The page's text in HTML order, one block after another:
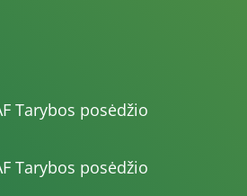
Tarybos posėdžio
Tarybos posėdžio